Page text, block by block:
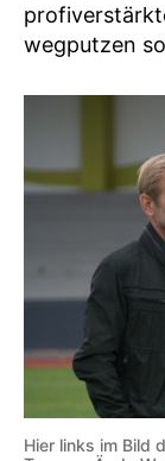
wegputzen
Hier links im Bild